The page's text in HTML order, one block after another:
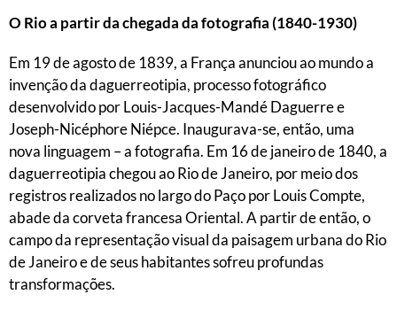
O Rio a partir da chegada da fotografia (1840-1930)
Em 19 de agosto de 1839, a França anunciou ao mundo a
invenção da daguerreotipia, processo fotográfico
desenvolvido por Louis-Jacques-Mandé Daguerre e
Joseph-Nicéphore Niépce. Inaugurava-se, então, uma
nova linguagem – a fotografia. Em 16 de janeiro de 1840, a
daguerreotipia chegou ao Rio de Janeiro, por meio dos
registros realizados no largo do Paço por Louis Compte,
abade da corveta francesa Oriental. A partir de então, o
campo da representação visual da paisagem urbana do Rio
de Janeiro e de seus habitantes sofreu profundas
transformações.